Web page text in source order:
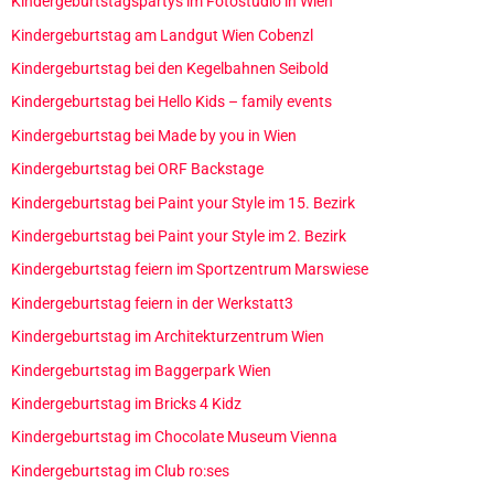
Kindergeburtstag am Landgut Wien Cobenzl
Kindergeburtstag bei den Kegelbahnen Seibold
Kindergeburtstag bei Hello Kids – family events
Kindergeburtstag bei Made by you in Wien
Kindergeburtstag bei ORF Backstage
Kindergeburtstag bei Paint your Style im 15. Bezirk
Kindergeburtstag bei Paint your Style im 2. Bezirk
Kindergeburtstag feiern im Sportzentrum Marswiese
Kindergeburtstag feiern in der Werkstatt3
Kindergeburtstag im Architekturzentrum Wien
Kindergeburtstag im Baggerpark Wien
Kindergeburtstag im Bricks 4 Kidz
Kindergeburtstag im Chocolate Museum Vienna
Kindergeburtstag im Club ro:ses